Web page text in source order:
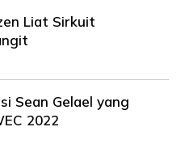
Liat Sirkuit
Sean Gelael yang
2022